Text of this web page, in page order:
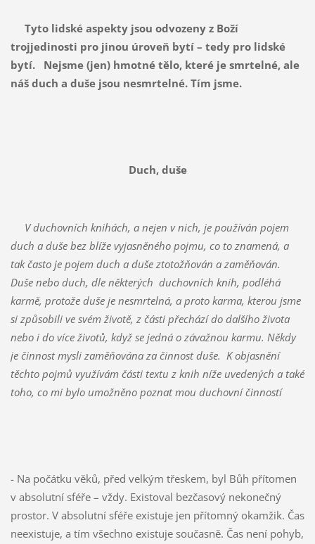
Tyto lidské aspekty jsou odvozeny z Boží
trojjedinosti pro jinou úroveň bytí – tedy pro lidské
bytí. Nejsme (jen) hmotné tělo, které je smrtelné, ale
náš duch a duše jsou nesmrtelné. Tím jsme.
Duch, duše
V duchovních knihách, a nejen v nich, je používán pojem
duch a duše bez blíže vyjasněného pojmu, co to znamená, a
tak často je pojem duch a duše ztotožňován a zaměňován.
Duše nebo duch, dle některých duchovních knih, podléhá
karmě, protože duše je nesmrtelná, a proto karma, kterou jsme
si způsobili ve svém životě, z části přechází do dalšího života
nebo i do více životů, když se jedná o závažnou karmu. Někdy
je činnost mysli zaměňována za činnost duše. K objasnění
těchto pojmů využívám části textu z knih níže uvedených a také
toho, co mi bylo umožněno poznat mou duchovní činností
- Na počátku věků, před velkým třeskem, byl Bůh přítomen
v absolutní sféře – vždy. Existoval bezčasový nekonečný
prostor. V absolutní sféře existuje jen přítomný okamžik. Čas
neexistuje, a tím všechno existuje současně. Čas není pohyb,